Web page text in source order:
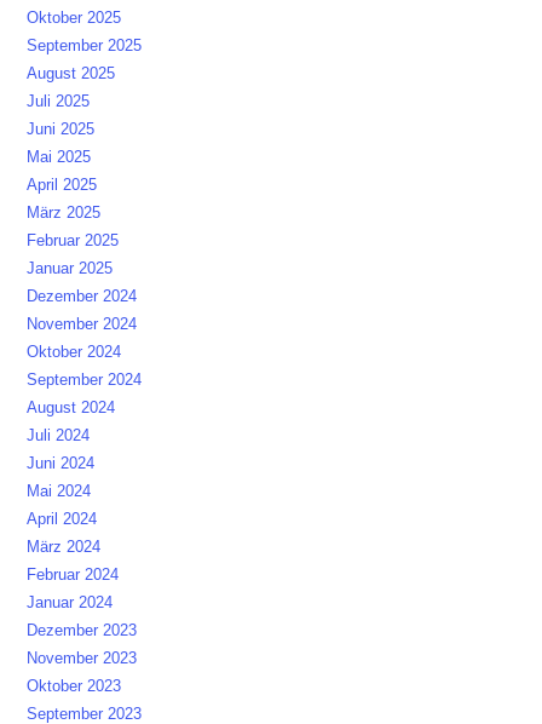
Oktober 2025
September 2025
August 2025
Juli 2025
Juni 2025
Mai 2025
April 2025
März 2025
Februar 2025
Januar 2025
Dezember 2024
November 2024
Oktober 2024
September 2024
August 2024
Juli 2024
Juni 2024
Mai 2024
April 2024
März 2024
Februar 2024
Januar 2024
Dezember 2023
November 2023
Oktober 2023
September 2023